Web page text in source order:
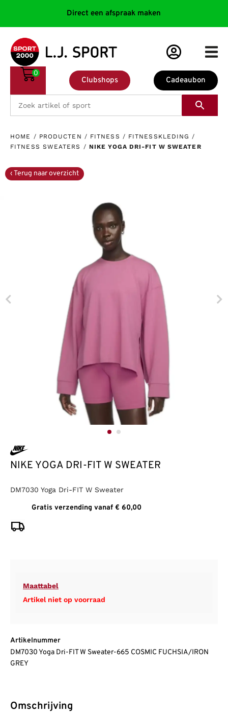
Direct een afspraak maken
Cadeaubon
Clubshops
0
HOME / PRODUCTEN / FITNESS / FITNESSKLEDING /
FITNESS SWEATERS / NIKE YOGA DRI-FIT W SWEATER
NIKE YOGA DRI-FIT W SWEATER
DM7030 Yoga Dri-FIT W Sweater
Gratis verzending vanaf € 60,00
Maattabel
Artikel niet op voorraad
Artikelnummer
DM7030 Yoga Dri-FIT W Sweater-665 COSMIC FUCHSIA/IRON
GREY
Omschrijving